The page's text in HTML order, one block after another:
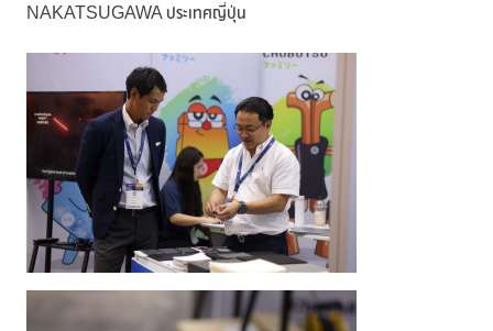
NAKATSUGAWA ประเทศญี่ปุ่น